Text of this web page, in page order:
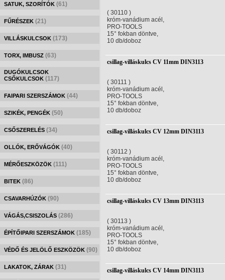
SATUK, SZORÍTÓK (61)
FŰRÉSZEK (21)
VILLÁSKULCSOK (173)
TORX, IMBUSZ (63)
DUGÓKULCSOK
CSŐKULCSOK (117)
FAIPARI SZERSZÁMOK (44)
SZIKÉK, PENGÉK (50)
CSŐSZERELÉS (34)
OLLÓK, ERŐVÁGÓK (40)
MÉRŐESZKÖZÖK (111)
BITEK (86)
CSAVARHÚZÓK (90)
VÁGÁS,CSISZOLÁS (286)
ÉPÍTŐIPARI SZERSZÁMOK (185)
VÉDŐ ÉS JELÖLŐ ESZKÖZÖK (90)
LAKATOK, ZÁRAK (31)
( 30110 )
króm-vanádium acél,
PRO-TOOLS
15° fokban döntve,
10 db/doboz
csillag-villáskulcs CV 11mm DIN3113
( 30111 )
króm-vanádium acél,
PRO-TOOLS
15° fokban döntve,
10 db/doboz
csillag-villáskulcs CV 12mm DIN3113
( 30112 )
króm-vanádium acél,
PRO-TOOLS
15° fokban döntve,
10 db/doboz
csillag-villáskulcs CV 13mm DIN3113
( 30113 )
króm-vanádium acél,
PRO-TOOLS
15° fokban döntve,
10 db/doboz
csillag-villáskulcs CV 14mm DIN3113